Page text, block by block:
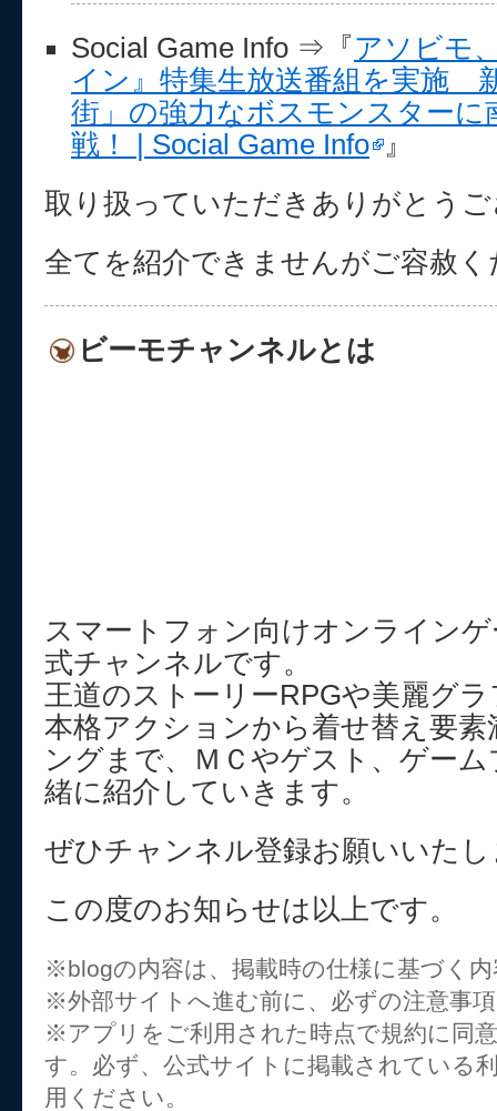
Social Game Info ⇒『アソビモ
イン』特集生放送番組を実施
街」の強力なボスモンスターに
戦！ | Social Game Info
』
取り扱っていただきありがとう
全てを紹介できませんがご容赦く
ビーモチャンネルとは
スマートフォン向けオンライン
式チャンネルです。
王道のストーリーRPGや美麗グ
本格アクションから着せ替え要
ングまで、ＭＣやゲスト、ゲー
緒に紹介していきます。
ぜひチャンネル登録お願いいた
この度のお知らせは以上です。
※blogの内容は、掲載時の仕様に基づく
※外部サイトへ進む前に、必ずの注意事
※アプリをご利用された時点で規約に同
す。必ず、公式サイトに掲載されている
用ください。